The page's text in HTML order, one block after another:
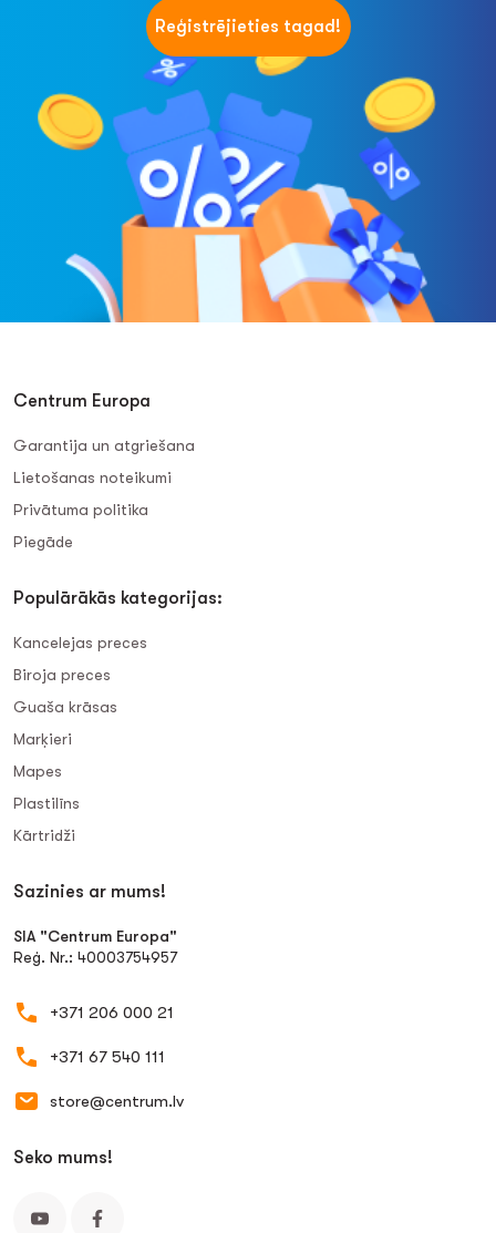
Reģistrējieties tagad!
Centrum Europa
Garantija un atgriešana
Lietošanas noteikumi
Privātuma politika
Piegāde
Populārākās kategorijas:
Kancelejas preces
Biroja preces
Guaša krāsas
Marķieri
Mapes
Plastilīns
Kārtridži
Sazinies ar mums!
SIA "Centrum Europa"
Reģ. Nr.: 40003754957
+371 206 000 21
+371 67 540 111
store@centrum.lv
Seko mums!